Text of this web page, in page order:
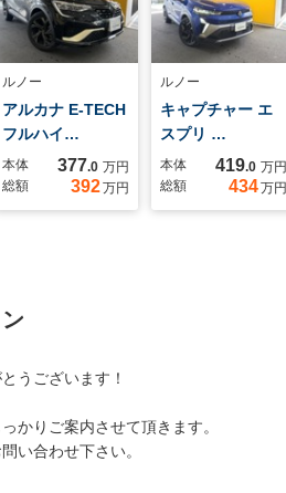
ルノー
アルカナ E-TECH
フルハイ…
本体 377.0 万円
総額
392万円
ルノー
キャプチャー エ
スプリ …
本体 419.0 万円
総額
434万円
うございます！
かりご案内させて頂きます。
い合わせ下さい。